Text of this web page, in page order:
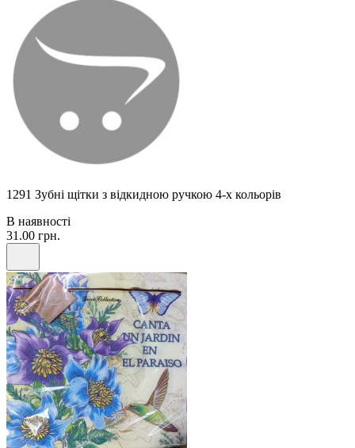
1291 Зубні щітки з відкидною ручкою 4-х кольорів
В наявності
31.00 грн.